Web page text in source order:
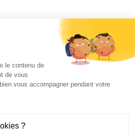
le contenu de
de vous
vous accompagner pendant votre
?